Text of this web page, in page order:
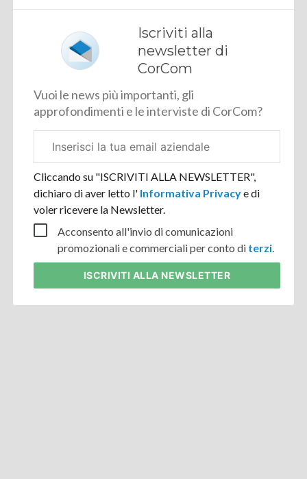
Iscriviti alla
newsletter di
CorCom
Vuoi le news più importanti, gli
approfondimenti e le interviste di CorCom?
aziendale
Cliccando su "ISCRIVITI ALLA NEWSLETTER",
dichiaro di aver letto l' Informativa Privacye di
voler ricevere la Newsletter.
Acconsento all'invio di comunicazioni
promozionali e commerciali per conto di terzi
ISCRIVITI ALLA NEWSLETTER